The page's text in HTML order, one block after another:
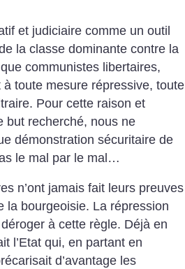
et judiciaire comme un outil
la classe dominante contre la
communistes libertaires,
toute mesure répressive, toute
Pour cette raison et
but recherché, nous ne
démonstration sécuritaire de
le mal par le mal…
n’ont jamais fait leurs preuves
la bourgeoisie. La répression
à cette règle. Déjà en
l’Etat qui, en partant en
d’avantage les